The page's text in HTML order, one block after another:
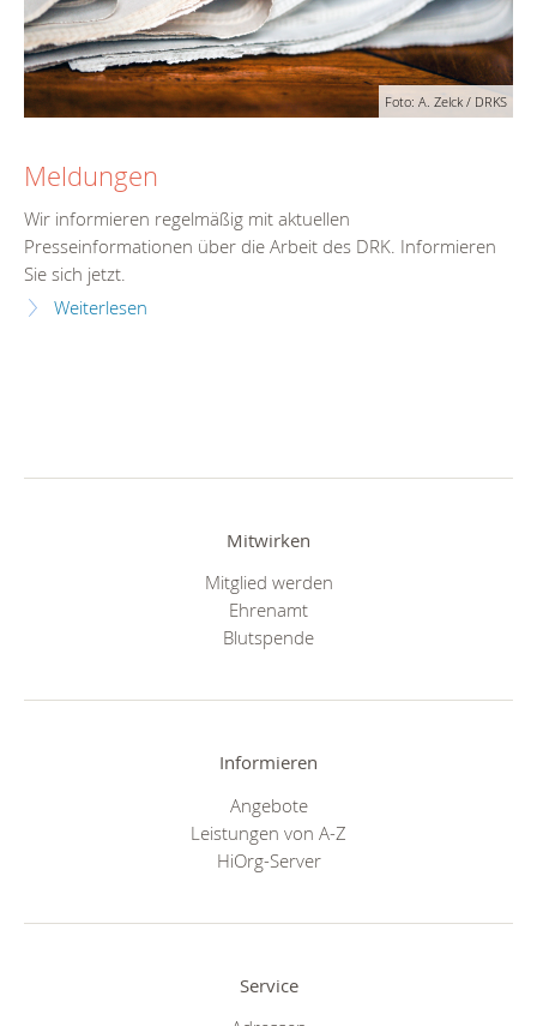
Foto: A. Zelck / DRKS
Meldungen
Wir informieren regelmäßig mit aktuellen
Presseinformationen über die Arbeit des DRK. Informieren
Sie sich jetzt.
Weiterlesen
Mitwirken
Mitglied werden
Ehrenamt
Blutspende
Informieren
Angebote
Leistungen von A-Z
HiOrg-Server
Service